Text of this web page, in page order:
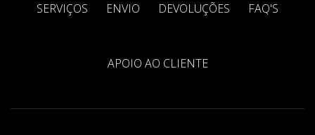
SERVIÇOS ENVIO DEVOLUÇÕES FAQ'S
APOIO AO CLIENTE